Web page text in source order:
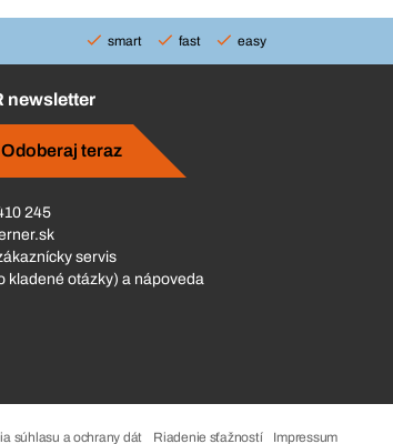
smart fast easy
newsletter
Odoberaj teraz
245
servis
kladené otázky) a nápoveda
súhlasu a ochrany dát Riadenie sťažností Impressum